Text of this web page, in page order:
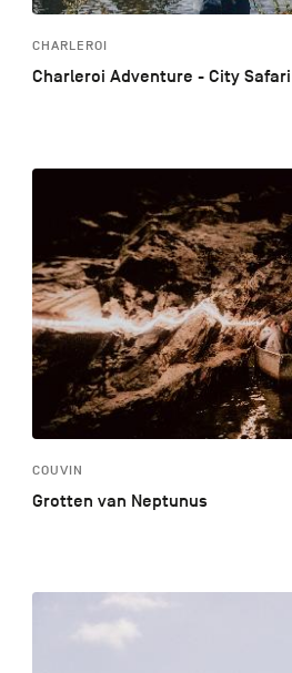
CHARLEROI
Charleroi Adventure - City Safari
COUVIN
Grotten van Neptunus